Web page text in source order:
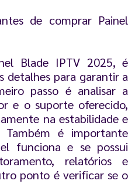
de comprar Painel
Blade IPTV 2025, é
detalhes para garantir a
passo é analisar a
e o suporte oferecido,
na estabilidade e
Também é importante
funciona e se possui
relatórios e
ponto é verificar se o